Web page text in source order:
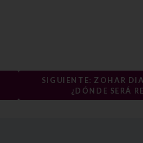
SIGUIENTE: ZOHAR
¿DÓNDE SERÁ